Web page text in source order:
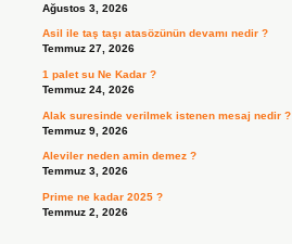
Ağustos 3, 2026
Asil ile taş taşı atasözünün devamı nedir ?
Temmuz 27, 2026
1 palet su Ne Kadar ?
Temmuz 24, 2026
Alak suresinde verilmek istenen mesaj nedir ?
Temmuz 9, 2026
Aleviler neden amin demez ?
Temmuz 3, 2026
Prime ne kadar 2025 ?
Temmuz 2, 2026